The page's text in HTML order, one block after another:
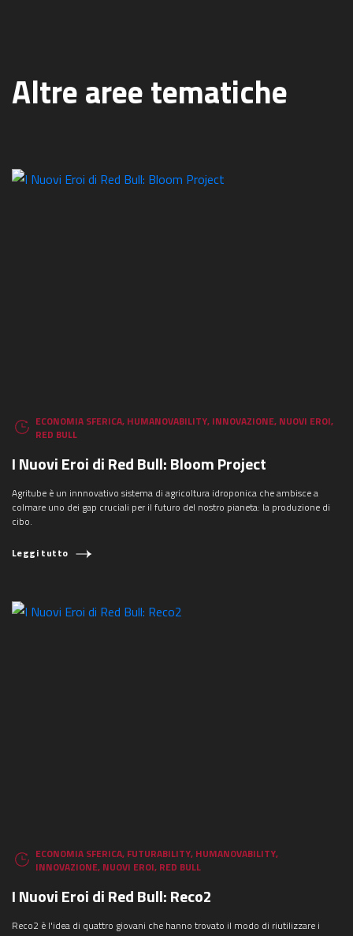
Altre aree tematiche
ECONOMIA SFERICA, HUMANOVABILITY, INNOVAZIONE, NUOVI EROI,
RED BULL
I Nuovi Eroi di Red Bull: Bloom Project
Agritube è un innnovativo sistema di agricoltura idroponica che ambisce a
colmare uno dei gap cruciali per il futuro del nostro pianeta: la produzione di
cibo.
Leggi tutto
ECONOMIA SFERICA, FUTURABILITY, HUMANOVABILITY,
INNOVAZIONE, NUOVI EROI, RED BULL
I Nuovi Eroi di Red Bull: Reco2
Reco2 è l'idea di quattro giovani che hanno trovato il modo di riutilizzare i